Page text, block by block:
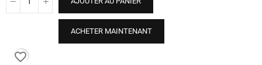
ACHETER MAINTENANT
favorite_border